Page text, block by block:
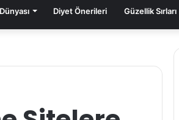
Diyet Önerileri Güzellik Sırları